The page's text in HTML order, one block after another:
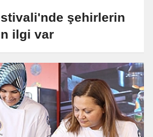
şehirlerin
ilgi var